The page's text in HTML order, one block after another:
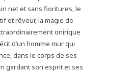
net et sans fioritures, le
et rêveur, la magie de
onirique
d’un homme mur qui
dans le corps de ses
gardant son esprit et ses